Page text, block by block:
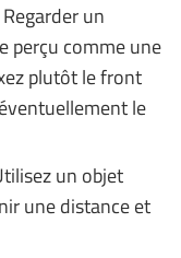
Regarder un
perçu comme une
plutôt le front
le
un objet
une distance et